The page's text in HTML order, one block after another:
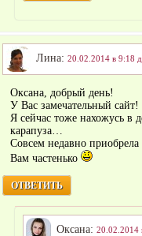
Лина: 20.02.2014 в 9:18
Оксана, добрый день!
У Вас замечательный сайт!
Я сейчас тоже нахожусь в
карапуза…
Совсем недавно приобрела
Вам частенько
ОТВЕТИТЬ
Оксана: 20.02.2014